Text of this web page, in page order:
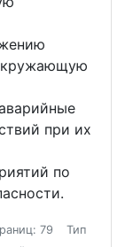
при их
по
79
Тип